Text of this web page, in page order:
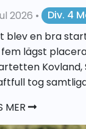
2026 •
Div. 4
blev en bra
lägst
Kovland,
tog
MER